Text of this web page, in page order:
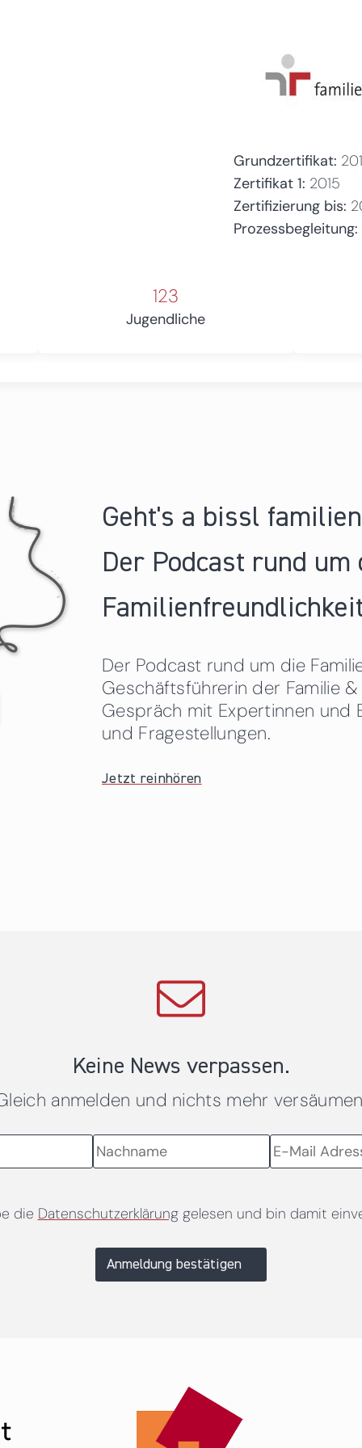
Grundzertifikat:
Zertifikat 1: 2015
Zertifizierung bis:
Prozessbegleitung:
123
Jugendliche
Geht's a bissl
Der Podcast rund um
Der Podcast rund um die
Geschäftsführerin der Familie
Gespräch mit Expertinnen und
und Fragestellungen.
Jetzt reinhören
Keine News verpassen.
anmelden und nichts mehr
die Datenschutzerklärunggelesen und bin damit
Anmeldung bestätigen